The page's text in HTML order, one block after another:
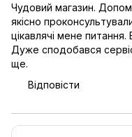
Чудовий магазин.
якісно
цікавлячі мене
Дуже сподобався
ще.
Відповісти